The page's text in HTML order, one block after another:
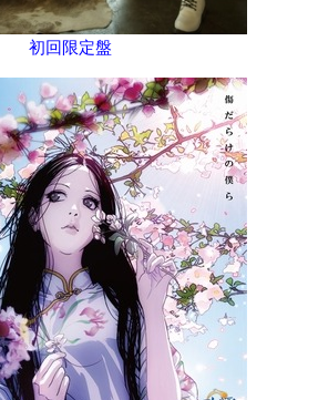
初回限定盤